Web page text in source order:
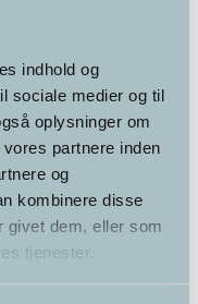
indhold og
sociale medier og til
oplysninger om
partnere inden
og
kombinere disse
givet dem, eller som
tjenester.